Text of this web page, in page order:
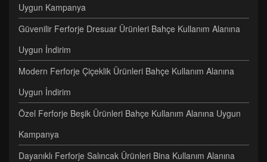
Uygun Kampanya
Güvenilir Ferforje Dresuar Ürünleri Bahçe Kullanım Alanına
Uygun İndirim
Modern Ferforje Çiçeklik Ürünleri Bahçe Kullanım Alanına
Uygun İndirim
Özel Ferforje Beşik Ürünleri Bahçe Kullanım Alanına Uygun
Kampanya
Dayanıklı Ferforje Salıncak Ürünleri Bina Kullanım Alanına